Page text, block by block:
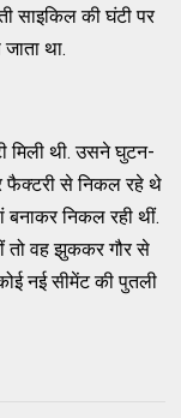
साइकिल की घंटी पर
था.
मिली थी. उसने घुटन-
फैक्टरी से निकल रहे थे
निकल रही थीं.
वह झुककर गौर से
नई सीमेंट की पुतली